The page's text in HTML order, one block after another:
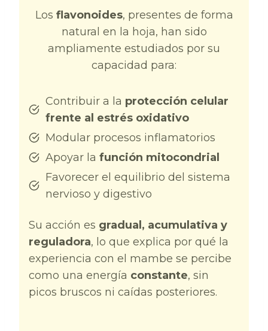
Los flavonoides, presentes de forma
natural en la hoja, han sido
ampliamente estudiados por su
capacidad para:
Contribuir a la protección celular
frente al estrés oxidativo
Modular procesos inflamatorios
Apoyar la función mitocondrial
Favorecer el equilibrio del sistema
nervioso y digestivo
Su acción es gradual, acumulativa y
reguladora, lo que explica por qué la
experiencia con el mambe se percibe
como una energía constante, sin
picos bruscos ni caídas posteriores.